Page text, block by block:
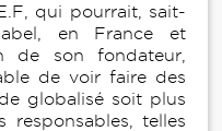
qui pourrait, sait-
en France et
de son fondateur,
de voir faire des
globalisé soit plus
telles